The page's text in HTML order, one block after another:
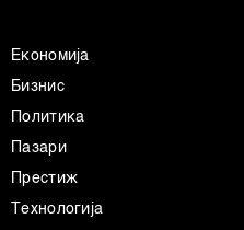
Економија
Бизнис
Политика
Пазари
Престиж
Технологија